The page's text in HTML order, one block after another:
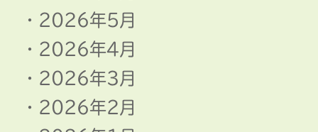
2026年5月
2026年4月
2026年3月
2026年2月